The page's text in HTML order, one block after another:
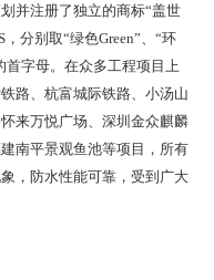
并注册了独立的商标“盖世
分别取“绿色Green”、“环
首字母。在众多工程项目上
路、杭富城际铁路、小汤山
来万悦广场、深圳金众麒麟
南平景观鱼池等项目，所有
，防水性能可靠，受到广大